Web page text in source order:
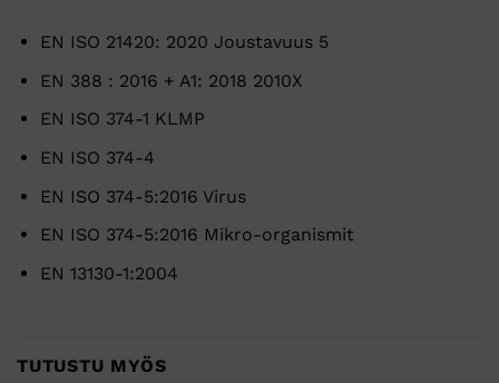
EN ISO 21420: 2020 Joustavuus 5
EN 388 : 2016 + A1: 2018 2010X
EN ISO 374-1 KLMP
EN ISO 374-4
EN ISO 374-5:2016 Virus
EN ISO 374-5:2016 Mikro-organismit
EN 13130-1:2004
TUTUSTU MYÖS